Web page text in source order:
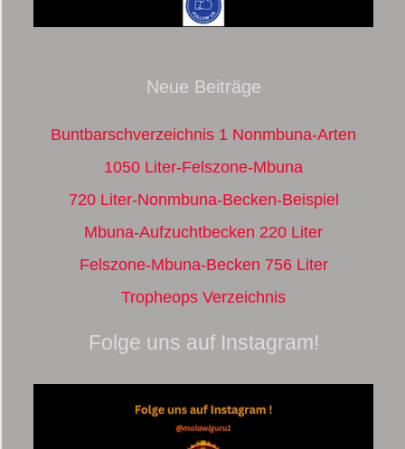
Neue Beiträge
Buntbarschverzeichnis 1 Nonmbuna-Arten
1050 Liter-Felszone-Mbuna
720 Liter-Nonmbuna-Becken-Beispiel
Mbuna-Aufzuchtbecken 220 Liter
Felszone-Mbuna-Becken 756 Liter
Tropheops Verzeichnis
Folge uns auf Instagram!